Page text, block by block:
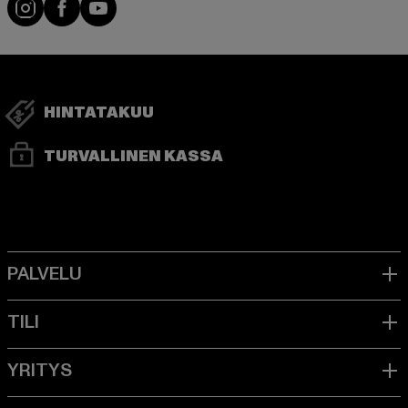
HINTATAKUU
TURVALLINEN KASSA